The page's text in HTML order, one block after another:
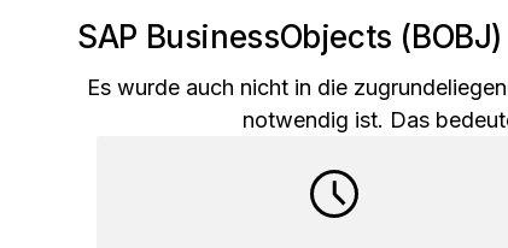
SAP BusinessObjects
Es wurde auch nicht in die
notwendig ist. Das